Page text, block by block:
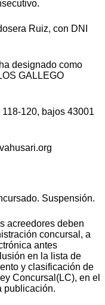
Ruiz, con DNI
designado como
GALLEGO
120, bajos 43001
Suspensión.
acreedores deben
concursal, a
antes
en la lista de
y clasificación de
Concursal(LC), en el
publicación.